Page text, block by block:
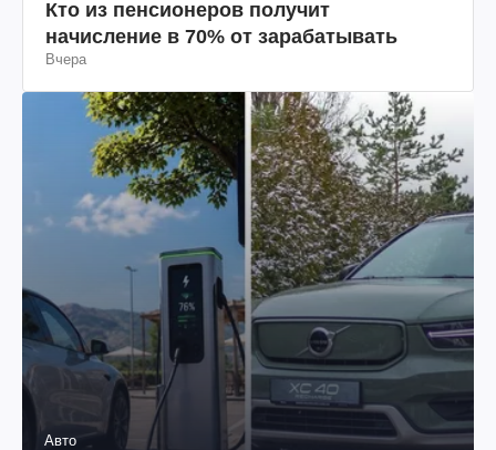
Кто из пенсионеров получит
начисление в 70% от зарабатывать
Вчера
Авто